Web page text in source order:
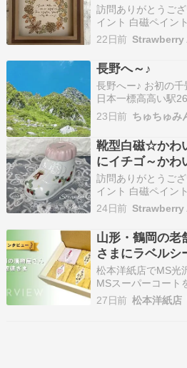
訪問ありがとうご
イント 白磁ペイン
教室を開催してお
千香です 一人一人
のこもった作品作
スンしております
22日前 Strawberry
長野へ～♪
長野へー♪ お初の
日本一標高高い駅
へ向われる中 私た
たら ソースカツ丼
からの 3回目の松
に到着???? カン
23日前 ちゅちゅみ
靴型白磁☆かわ
にイチゴ～かわ
ですね！
訪問ありがとうご
イント 白磁ペイン
教室を開催してお
千香です 一人一人
のこもった作品作
スンしております
24日前 Strawberry
山形・鶴岡の老
さまにラベルシ
ンタビューさせ
松本洋紙店でMS光
MSスーパーコート
様より、貴重なお
た。 今回ご紹介す
27日前 松本洋紙店